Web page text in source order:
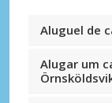
Aluguel de
Alugar um